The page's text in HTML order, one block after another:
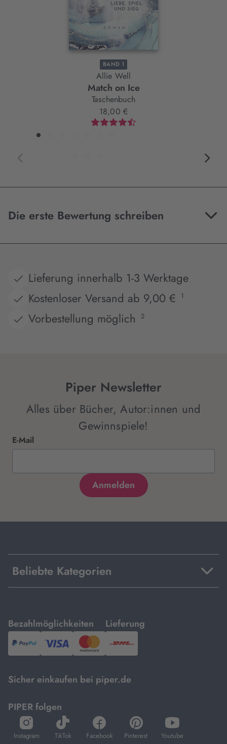
BAND 1
Allie Well
Match on Ice
Taschenbuch
18,00 €
Die erste Bewertung schreiben
Lieferung innerhalb 1-3 Werktage
Kostenloser Versand ab 9,00 €
1
Vorbestellung möglich 2
Piper Newsletter
Alles über Bücher, Autor:innen und
Gewinnspiele!
E-Mail
Beliebte Kategorien
Bezahlmöglichkeiten
mit
PayPal,Visa
und
Lieferung
mit
DHL.
Sicher einkaufen bei piper.de
PIPER folgen
Instagram
öffnet
in
TikTok
öffnet
in
Facebook
öffnet
in
Pinterest
öffnet
in
Youtube
öffnet
in